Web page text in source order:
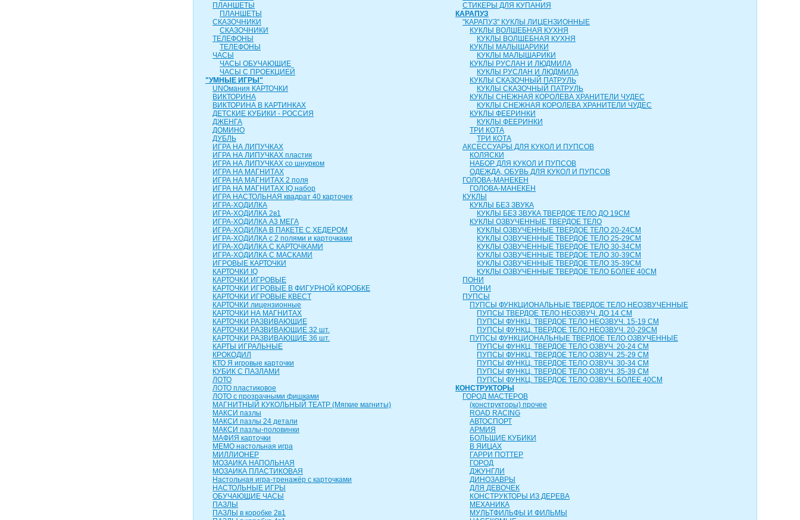
ПЛАНШЕТЫ
ПЛАНШЕТЫ
СКАЗОЧНИКИ
СКАЗОЧНИКИ
ТЕЛЕФОНЫ
ТЕЛЕФОНЫ
ЧАСЫ
ЧАСЫ ОБУЧАЮЩИЕ
ЧАСЫ С ПРОЕКЦИЕЙ
"УМНЫЕ ИГРЫ"
UNOмания КАРТОЧКИ
ВИКТОРИНА
ВИКТОРИНА В КАРТИНКАХ
ДЕТСКИЕ КУБИКИ - РОССИЯ
ДЖЕНГА
ДОМИНО
ДУБЛЬ
ИГРА НА ЛИПУЧКАХ
ИГРА НА ЛИПУЧКАХ пластик
ИГРА НА ЛИПУЧКАХ со шнурком
ИГРА НА МАГНИТАХ
ИГРА НА МАГНИТАХ 2 поля
ИГРА НА МАГНИТАХ IQ набор
ИГРА НАСТОЛЬНАЯ квадрат 40 карточек
ИГРА-ХОДИЛКА
ИГРА-ХОДИЛКА 2в1
ИГРА-ХОДИЛКА А3 МЕГА
ИГРА-ХОДИЛКА В ПАКЕТЕ С ХЕДЕРОМ
ИГРА-ХОДИЛКА с 2 полями и карточками
ИГРА-ХОДИЛКА С КАРТОЧКАМИ
ИГРА-ХОДИЛКА С МАСКАМИ
ИГРОВЫЕ КАРТОЧКИ
КАРТОЧКИ IQ
КАРТОЧКИ ИГРОВЫЕ
КАРТОЧКИ ИГРОВЫЕ В ФИГУРНОЙ КОРОБКЕ
КАРТОЧКИ ИГРОВЫЕ КВЕСТ
КАРТОЧКИ лицензионные
КАРТОЧКИ НА МАГНИТАХ
КАРТОЧКИ РАЗВИВАЮЩИЕ
КАРТОЧКИ РАЗВИВАЮЩИЕ 32 шт.
КАРТОЧКИ РАЗВИВАЮЩИЕ 36 шт.
КАРТЫ ИГРАЛЬНЫЕ
КРОКОДИЛ
КТО Я игровые карточки
КУБИК С ПАЗЛАМИ
ЛОТО
ЛОТО пластиковое
ЛОТО с прозрачными фишками
МАГНИТНЫЙ КУКОЛЬНЫЙ ТЕАТР (Мягкие магниты)
МАКСИ пазлы
МАКСИ пазлы 24 детали
МАКСИ пазлы-половинки
МАФИЯ карточки
МЕМО настольная игра
МИЛЛИОНЕР
МОЗАИКА НАПОЛЬНАЯ
МОЗАИКА ПЛАСТИКОВАЯ
Настольная игра-тренажёр с карточками
НАСТОЛЬНЫЕ ИГРЫ
ОБУЧАЮЩИЕ ЧАСЫ
ПАЗЛЫ
ПАЗЛЫ в коробке 2в1
СТИКЕРЫ ДЛЯ КУПАНИЯ
КАРАПУЗ
"КАРАПУЗ" КУКЛЫ ЛИЦЕНЗИОННЫЕ
КУКЛЫ ВОЛШЕБНАЯ КУХНЯ
КУКЛЫ ВОЛШЕБНАЯ КУХНЯ
КУКЛЫ МАЛЫШАРИКИ
КУКЛЫ МАЛЫШАРИКИ
КУКЛЫ РУСЛАН И ЛЮДМИЛА
КУКЛЫ РУСЛАН И ЛЮДМИЛА
КУКЛЫ СКАЗОЧНЫЙ ПАТРУЛЬ
КУКЛЫ СКАЗОЧНЫЙ ПАТРУЛЬ
КУКЛЫ СНЕЖНАЯ КОРОЛЕВА ХРАНИТЕЛИ ЧУДЕС
КУКЛЫ СНЕЖНАЯ КОРОЛЕВА ХРАНИТЕЛИ ЧУДЕС
КУКЛЫ ФЕЕРИНКИ
КУКЛЫ ФЕЕРИНКИ
ТРИ КОТА
ТРИ КОТА
АКСЕССУАРЫ ДЛЯ КУКОЛ И ПУПСОВ
КОЛЯСКИ
НАБОР ДЛЯ КУКОЛ И ПУПСОВ
ОДЕЖДА, ОБУВЬ ДЛЯ КУКОЛ И ПУПСОВ
ГОЛОВА-МАНЕКЕН
ГОЛОВА-МАНЕКЕН
КУКЛЫ
КУКЛЫ БЕЗ ЗВУКА
КУКЛЫ БЕЗ ЗВУКА ТВЕРДОЕ ТЕЛО ДО 19СМ
КУКЛЫ ОЗВУЧЕННЫЕ ТВЕРДОЕ ТЕЛО
КУКЛЫ ОЗВУЧЕННЫЕ ТВЕРДОЕ ТЕЛО 20-24СМ
КУКЛЫ ОЗВУЧЕННЫЕ ТВЕРДОЕ ТЕЛО 25-29СМ
КУКЛЫ ОЗВУЧЕННЫЕ ТВЕРДОЕ ТЕЛО 30-34СМ
КУКЛЫ ОЗВУЧЕННЫЕ ТВЕРДОЕ ТЕЛО 30-39СМ
КУКЛЫ ОЗВУЧЕННЫЕ ТВЕРДОЕ ТЕЛО 35-39СМ
КУКЛЫ ОЗВУЧЕННЫЕ ТВЕРДОЕ ТЕЛО БОЛЕЕ 40СМ
ПОНИ
ПОНИ
ПУПСЫ
ПУПСЫ ФУНКЦИОНАЛЬНЫЕ ТВЕРДОЕ ТЕЛО НЕОЗВУЧЕННЫЕ
ПУПСЫ ТВЕРДОЕ ТЕЛО НЕОЗВУЧ. ДО 14 СМ
ПУПСЫ ФУНКЦ. ТВЕРДОЕ ТЕЛО НЕОЗВУЧ. 15-19 СМ
ПУПСЫ ФУНКЦ. ТВЕРДОЕ ТЕЛО НЕОЗВУЧ. 20-29СМ
ПУПСЫ ФУНКЦИОНАЛЬНЫЕ ТВЕРДОЕ ТЕЛО ОЗВУЧЕННЫЕ
ПУПСЫ ФУНКЦ. ТВЕРДОЕ ТЕЛО ОЗВУЧ. 20-24 СМ
ПУПСЫ ФУНКЦ. ТВЕРДОЕ ТЕЛО ОЗВУЧ. 25-29 СМ
ПУПСЫ ФУНКЦ. ТВЕРДОЕ ТЕЛО ОЗВУЧ. 30-34 СМ
ПУПСЫ ФУНКЦ. ТВЕРДОЕ ТЕЛО ОЗВУЧ. 35-39 СМ
ПУПСЫ ФУНКЦ. ТВЕРДОЕ ТЕЛО ОЗВУЧ. БОЛЕЕ 40СМ
КОНСТРУКТОРЫ
ГОРОД МАСТЕРОВ
(конструкторы) прочее
ROAD RACING
АВТОСПОРТ
АРМИЯ
БОЛЬШИЕ КУБИКИ
В ЯИЦАХ
ГАРРИ ПОТТЕР
ГОРОД
ДЖУНГЛИ
ДИНОЗАВРЫ
ДЛЯ ДЕВОЧЕК
КОНСТРУКТОРЫ ИЗ ДЕРЕВА
МЕХАНИКА
МУЛЬТФИЛЬФЫ И ФИЛЬМЫ